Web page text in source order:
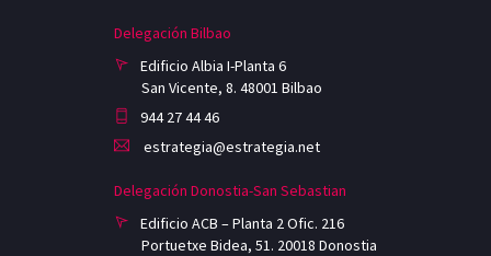
Delegación Bilbao
Edificio Albia I-Planta 6
San Vicente, 8. 48001 Bilbao
944 27 44 46
estrategia@estrategia.net
Delegación Donostia-San Sebastian
Edificio ACB – Planta 2 Ofic. 216
Portuetxe Bidea, 51. 20018 Donostia